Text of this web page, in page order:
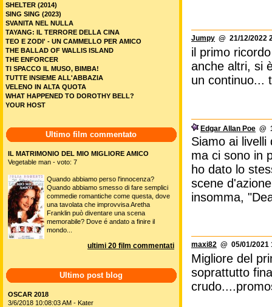
Jumpy @ 21/12/2022
il primo
anche altri, si
un continuo...
Edgar Allan Poe @
Siamo ai
ma ci sono in
ho dato lo
scene
insomma,
maxi82 @ 05/01/2021
Migliore del
soprattutto
SHELTER (2014)
SING SING (2023)
SVANITA NEL NULLA
TAYANG: IL TERRORE DELLA CINA
TEO E ZODI' - UN CAMMELLO PER AMICO
THE BALLAD OF WALLIS ISLAND
THE ENFORCER
TI SPACCO IL MUSO, BIMBA!
TUTTE INSIEME ALL'ABBAZIA
VELENO IN ALTA QUOTA
WHAT HAPPENED TO DOROTHY BELL?
YOUR HOST
Ultimo film commentato
IL MATRIMONIO DEL MIO MIGLIORE AMICO
Vegetable man - voto: 7
Quando abbiamo perso l'innocenza?
Quando abbiamo smesso di fare semplici
commedie romantiche come questa, dove
una tavolata che improvvisa Aretha
Franklin può diventare una scena
memorabile? Dove é andato a finire il
mondo...
ultimi 20 film commentati
Ultimo post blog
OSCAR 2018
3/6/2018 10:08:03 AM - Kater